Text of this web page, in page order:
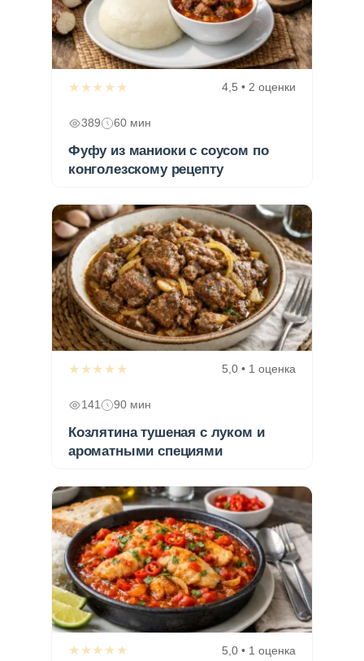
★★★★★ 4,5 • 2 оценки
389 60 мин
Фуфу из маниоки с соусом по
конголезскому рецепту
★★★★★ 5,0 • 1 оценка
141 90 мин
Козлятина тушеная с луком и
ароматными специями
★★★★★ 5,0 • 1 оценка